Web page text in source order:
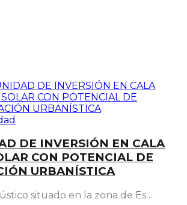
DE INVERSIÓN EN CALA
CON POTENCIAL DE
URBANÍSTICA
situado en la zona de Es…